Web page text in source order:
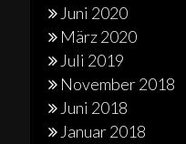
Juni 2020
März 2020
Juli 2019
November 2018
Juni 2018
Januar 2018